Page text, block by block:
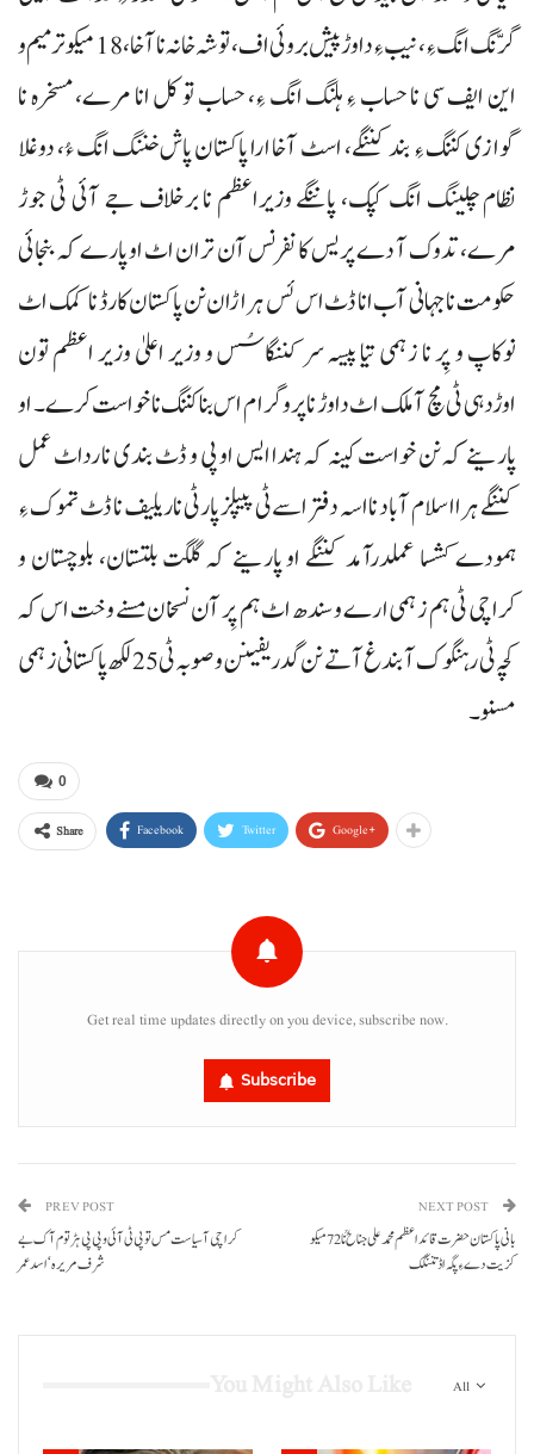
گرّنگ انگ ءِ، نیب ءِ داوڑ پیش بروئی اف، توشہ خانہ نا آخا، 18 میکو ترمیم و
این ایف سی نا حساب ءِ ہلنگ انگ ءِ، حساب تو کل انا مرے، مسخرہ نا
گوازی کننگ ءِ بند کننگے، اسٹ آخا ارا پاکستان پاش خننگ انگ ءُ، دوغلا
نظام چلینگ انگ کپک، پاننگے وزیراعظم نا برخلاف جے آئی ٹی جوڑ
مرے، تدوک آ دے پریس کانفرنس آن تران اٹ او پارے کہ بنجائی
حکومت نا جہانی آب انا ڈٹ اس ئس ہراڑان نن پاکستان کارڈ نا کمک اٹ
نوکاپ و پِر نا زہمی تیا پیسہ سر کننگاسُس و وزیر اعلیٰ وزیر اعظم تون
اوڑدہی ٹی مچ آ ملک اٹ داوڑ نا پروگرام اس بنا کننگ نا خواست کرے۔ او
پارینے کہ نن خواست کینہ کہ ہندا ایس او پی و ڈٹ بندی نا رداٹ عمل
کننگے ہرا اسلام آباد نا اسہ دفتر اسے ٹی پیپلز پارٹی نا ریلیف نا ڈٹ تموک ءِ
ہمودے کشسا عملدرآمد کننگے او پارینے کہ گلگت بلتستان، بلوچستان و
کراچی ٹی ہم زہمی ارے و سندھ اٹ ہم پِر آن نسخان مسنے وخت اس کہ
کچہ ٹی رہنگوک آ بندغ آتے نن گدریفینن و صوبہ ٹی 25 لکھ پاکستانی زہمی
مسنو۔
0
Share Facebook Twitter Google+
Get real time updates directly on you device, subscribe now.
Subscribe
PREV POST
کراچی آ سیاست مس تو پی ٹی آئی و پی پی ہڑتوم آک بے
شرف مریرہ‘اسد عمر
NEXT POST
کزیت دے ءِ پگہ اڈ تننگک
All